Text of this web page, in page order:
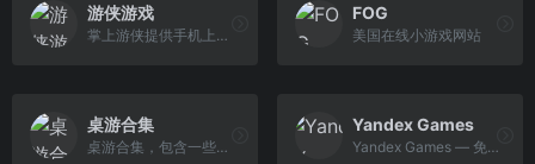
游侠游戏
掌上游侠提供手机上玩的小游戏，HTML5网页小游戏、手机休闲游戏、虐心手机小游戏、手机小游戏在线玩。无需下载，点击即玩！
FOG
美国在线小游戏网站
桌游合集
桌游合集，包含一些联机网页游戏
Yandex Games
Yandex Games — 免费在线游戏，以满足每一种口味。 无需下载